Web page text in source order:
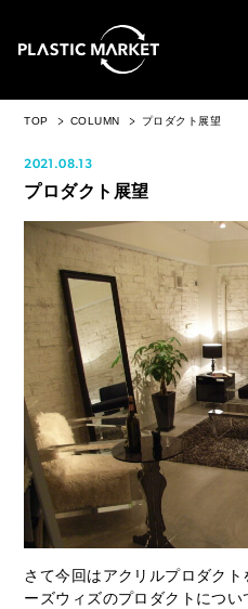
TOP COLUMN プロダクト展望
2021.08.13
プロダクト展望
さて今回はアクリルプロダク
ーズウィズのプロダクトにつ